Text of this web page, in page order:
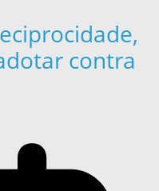
contra